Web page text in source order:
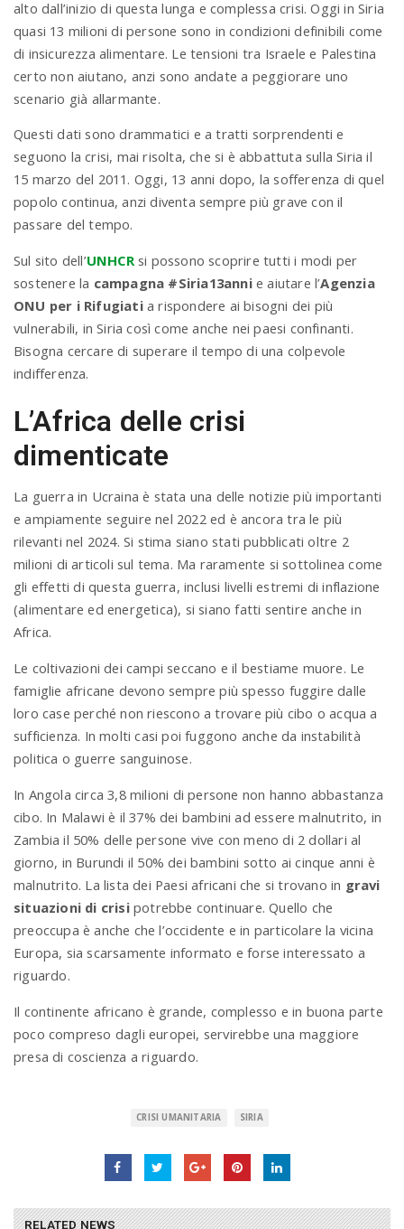
alto dall’inizio di questa lunga e complessa crisi. Oggi in Siria
quasi 13 milioni di persone sono in condizioni definibili come
di insicurezza alimentare. Le tensioni tra Israele e Palestina
certo non aiutano, anzi sono andate a peggiorare uno
scenario già allarmante.
Questi dati sono drammatici e a tratti sorprendenti e
seguono la crisi, mai risolta, che si è abbattuta sulla Siria il
15 marzo del 2011. Oggi, 13 anni dopo, la sofferenza di quel
popolo continua, anzi diventa sempre più grave con il
passare del tempo.
Sul sito dell’UNHCRsi possono scoprire tutti i modi per
sostenere la campagna #Siria13annie aiutare l’Agenzia
ONU per i Rifugiatia rispondere ai bisogni dei più
vulnerabili, in Siria così come anche nei paesi confinanti.
Bisogna cercare di superare il tempo di una colpevole
indifferenza.
L’Africa delle crisi
dimenticate
La guerra in Ucraina è stata una delle notizie più importanti
e ampiamente seguire nel 2022 ed è ancora tra le più
rilevanti nel 2024. Si stima siano stati pubblicati oltre 2
milioni di articoli sul tema. Ma raramente si sottolinea come
gli effetti di questa guerra, inclusi livelli estremi di inflazione
(alimentare ed energetica), si siano fatti sentire anche in
Africa.
Le coltivazioni dei campi seccano e il bestiame muore. Le
famiglie africane devono sempre più spesso fuggire dalle
loro case perché non riescono a trovare più cibo o acqua a
sufficienza. In molti casi poi fuggono anche da instabilità
politica o guerre sanguinose.
In Angola circa 3,8 milioni di persone non hanno abbastanza
cibo. In Malawi è il 37% dei bambini ad essere malnutrito, in
Zambia il 50% delle persone vive con meno di 2 dollari al
giorno, in Burundi il 50% dei bambini sotto ai cinque anni è
malnutrito. La lista dei Paesi africani che si trovano in gravi
situazioni di crisipotrebbe continuare. Quello che
preoccupa è anche che l’occidente e in particolare la vicina
Europa, sia scarsamente informato e forse interessato a
riguardo.
Il continente africano è grande, complesso e in buona parte
poco compreso dagli europei, servirebbe una maggiore
presa di coscienza a riguardo.
CRISI UMANITARIA SIRIA
RELATED NEWS